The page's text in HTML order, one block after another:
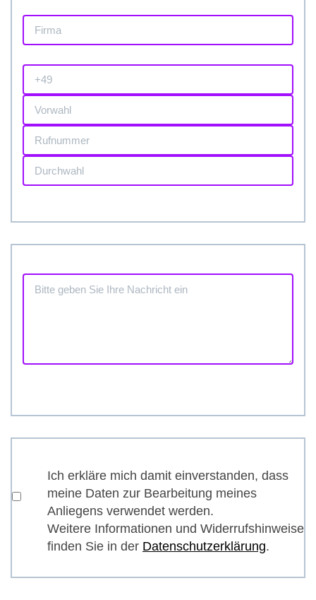
Ich erkläre mich damit einverstanden, dass
meine Daten zur Bearbeitung meines
Anliegens verwendet werden.
Weitere Informationen und Widerrufshinweise
finden Sie in der Datenschutzerklärung.